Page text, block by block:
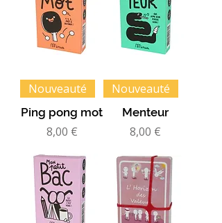
Nouveauté
Ping pong mot
Prix
8,00 €
Nouveauté
Menteur
Prix
8,00 €